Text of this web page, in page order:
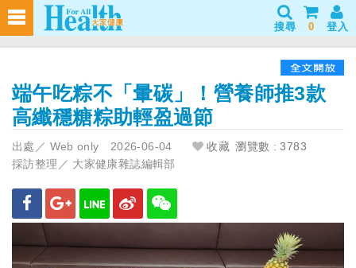
搜尋 0 登入
端午吃粽不「暈碳」！營養師推3款
高纖穩糖粽助輕盈過節
出處／ Web only 2026-06-04
採訪整理／ 大家健康雜誌編輯部
收藏 瀏覽數 : 3783